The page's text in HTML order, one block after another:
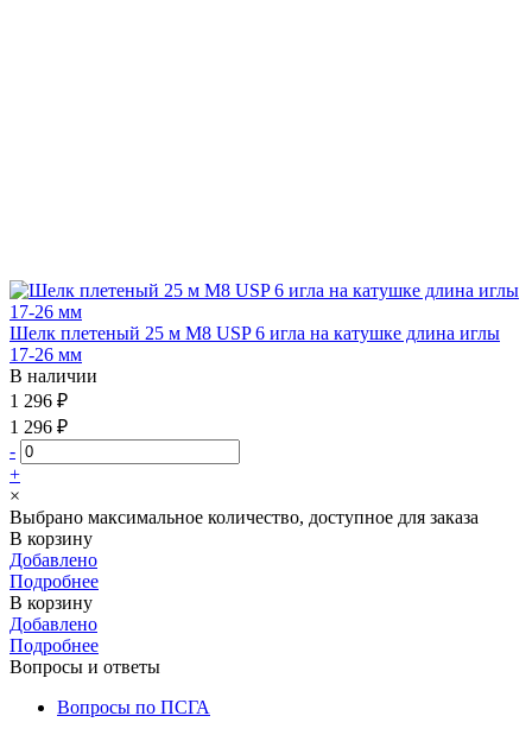
Шелк плетеный 25 м М8 USP 6 игла на катушке длина иглы
17-26 мм
В наличии
1 296 ₽
1 296 ₽
-
+
×
Выбрано максимальное количество, доступное для заказа
В корзину
Добавлено
Подробнее
В корзину
Добавлено
Подробнее
Вопросы и ответы
Вопросы по ПСГА